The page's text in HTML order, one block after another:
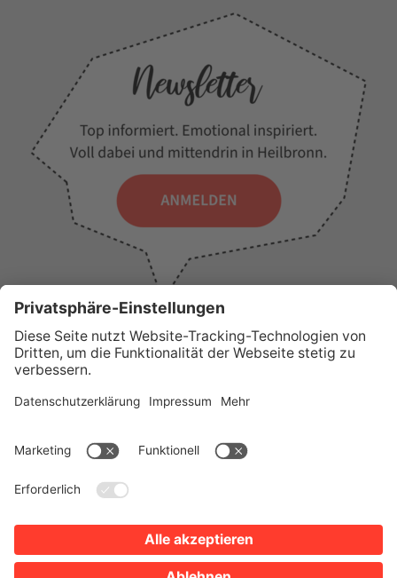
WICHTIGE LINKS
PresseWir über unsTourist-Information
Erklärung zur Barrierefreiheit
Impressum